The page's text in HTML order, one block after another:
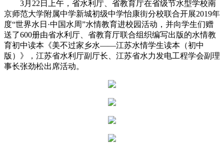
3月22日上午，省水利厅、省教育厅在省级节水型学校南
京师范大学附属中学新城初级中学怡康街分校联合开展2019年
度“世界水日·中国水周”水情教育进校园活动，并向学生们赠
送了600册由省水利厅、省教育厅联合组织编写出版的水情教
育初中读本《美不过家乡水——江苏水情学生读本（初中
版）》，江苏省水利厅副厅长、江苏省水力发电工程学会副理
事长张劲松出席活动。